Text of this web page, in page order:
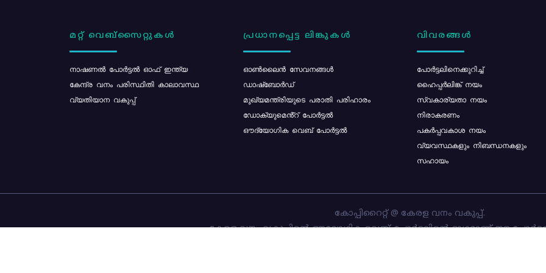
മറ്റ് വെബ്സൈറ്റുകൾ
നാഷണൽ പോർട്ടൽ ഓഫ് ഇന്ത്യ
കേന്ദ്ര വനം പരിസ്ഥിതി കാലാവസ്ഥ
വ്യതിയാന വകുപ്പ്
പ്രധാനപ്പെട്ട ലിങ്കുകൾ
ഓൺലൈൻ സേവനങ്ങൾ
ഡാഷ്ബോർഡ്
മുഖ്യമന്ത്രിയുടെ പരാതി പരിഹാരം
ഡോക്യുമെൻ്റ് പോർട്ടൽ
ഔദ്യോഗിക വെബ് പോർട്ടൽ
വിവരങ്ങൾ
പോര്‍ട്ടലിനെക്കുറിച്ച്
ഹൈപ്പർലിങ്ക് നയം
സ്വകാര്യതാ നയം
നിരാകരണം
പകർപ്പവകാശ നയം
വ്യവസ്ഥകളും നിബന്ധനകളും
സഹായം
കോപ്പിറൈറ്റ് @ കേരള വനം വകുപ്പ്.
കേരള വനം വകുപ്പിന്റെ ഔദ്യോഗിക വെബ്-പോർട്ടലിന്റെ ഭാഗമാണ് ഈ